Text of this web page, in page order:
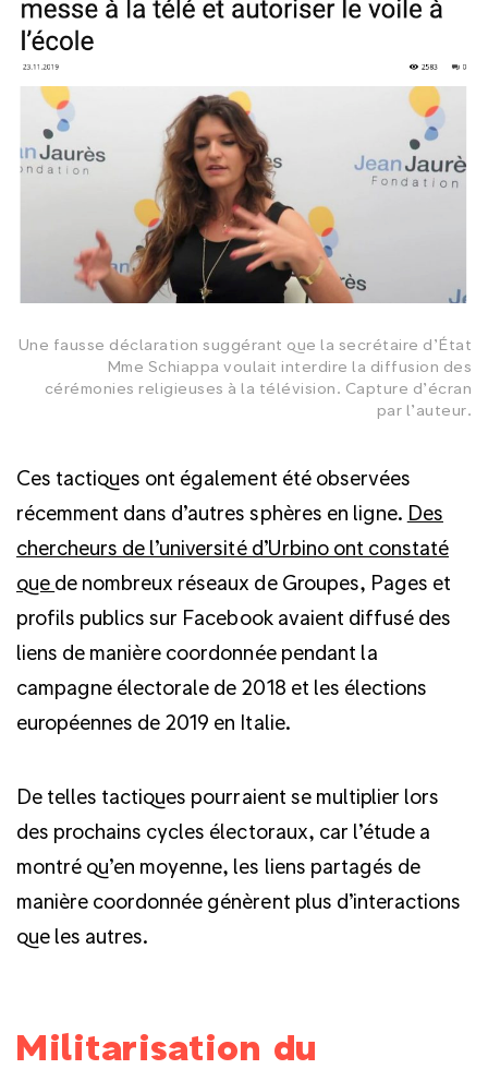
Une fausse déclaration suggérant que la secrétaire d’État
Mme Schiappa voulait interdire la diffusion des
cérémonies religieuses à la télévision. Capture d’écran
par l’auteur.
Ces tactiques ont également été observées
récemment dans d’autres sphères en ligne. Des
chercheurs de l’université d’Urbino ont constaté
que de nombreux réseaux de Groupes, Pages et
profils publics sur Facebook avaient diffusé des
liens de manière coordonnée pendant la
campagne électorale de 2018 et les élections
européennes de 2019 en Italie.
De telles tactiques pourraient se multiplier lors
des prochains cycles électoraux, car l’étude a
montré qu’en moyenne, les liens partagés de
manière coordonnée génèrent plus d’interactions
que les autres.
Militarisation du